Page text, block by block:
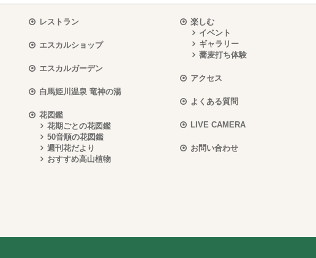
レストラン
エスカルショップ
エスカルガーデン
白馬姫川温泉 竜神の湯
花図鑑
花期ごとの花図鑑
50音順の花図鑑
週刊花だより
おすすめ高山植物
楽しむ
イベント
ギャラリー
蕎麦打ち体験
アクセス
よくある質問
LIVE CAMERA
お問い合わせ